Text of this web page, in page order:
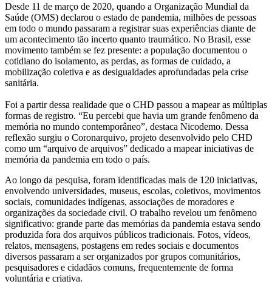
Desde 11 de março de 2020, quando a Organização Mundial da
Saúde (OMS) declarou o estado de pandemia, milhões de pessoas
em todo o mundo passaram a registrar suas experiências diante de
um acontecimento tão incerto quanto traumático. No Brasil, esse
movimento também se fez presente: a população documentou o
cotidiano do isolamento, as perdas, as formas de cuidado, a
mobilização coletiva e as desigualdades aprofundadas pela crise
sanitária.
Foi a partir dessa realidade que o CHD passou a mapear as múltiplas
formas de registro. “Eu percebi que havia um grande fenômeno da
memória no mundo contemporâneo”, destaca Nicodemo. Dessa
reflexão surgiu o Coronarquivo, projeto desenvolvido pelo CHD
como um “arquivo de arquivos” dedicado a mapear iniciativas de
memória da pandemia em todo o país.
Ao longo da pesquisa, foram identificadas mais de 120 iniciativas,
envolvendo universidades, museus, escolas, coletivos, movimentos
sociais, comunidades indígenas, associações de moradores e
organizações da sociedade civil. O trabalho revelou um fenômeno
significativo: grande parte das memórias da pandemia estava sendo
produzida fora dos arquivos públicos tradicionais. Fotos, vídeos,
relatos, mensagens, postagens em redes sociais e documentos
diversos passaram a ser organizados por grupos comunitários,
pesquisadores e cidadãos comuns, frequentemente de forma
voluntária e criativa.